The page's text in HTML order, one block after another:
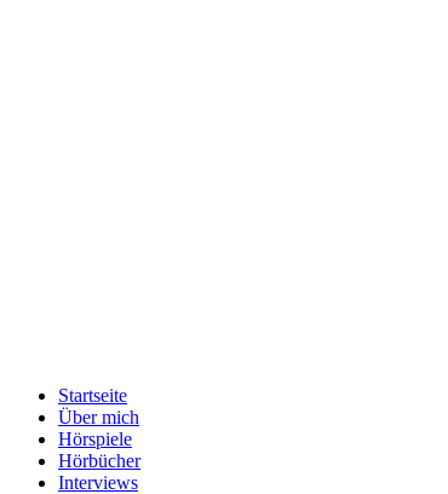
Startseite
Über mich
Hörspiele
Hörbücher
Interviews